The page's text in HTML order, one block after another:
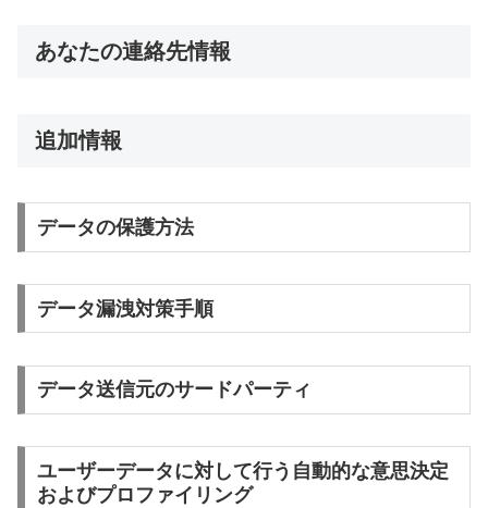
あなたの連絡先情報
追加情報
データの保護方法
データ漏洩対策手順
データ送信元のサードパーティ
ユーザーデータに対して行う自動的な意思決定
およびプロファイリング